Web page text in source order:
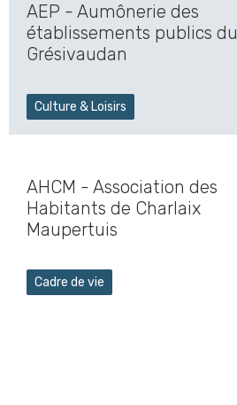
AEP - Aumônerie des
établissements publics du
Grésivaudan
Culture & Loisirs
AHCM - Association des
Habitants de Charlaix
Maupertuis
Cadre de vie